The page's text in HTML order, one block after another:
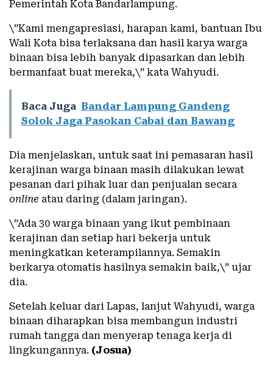
Pemerintah Kota Bandarlampung.
\”Kami mengapresiasi, harapan kami, bantuan Ibu
Wali Kota bisa terlaksana dan hasil karya warga
binaan bisa lebih banyak dipasarkan dan lebih
bermanfaat buat mereka,\” kata Wahyudi.
Baca Juga Bandar Lampung Gandeng
Solok Jaga Pasokan Cabai dan Bawang
Dia menjelaskan, untuk saat ini pemasaran hasil
kerajinan warga binaan masih dilakukan lewat
pesanan dari pihak luar dan penjualan secara
online atau daring (dalam jaringan).
\”Ada 30 warga binaan yang ikut pembinaan
kerajinan dan setiap hari bekerja untuk
meningkatkan keterampilannya. Semakin
berkarya otomatis hasilnya semakin baik,\” ujar
dia.
Setelah keluar dari Lapas, lanjut Wahyudi, warga
binaan diharapkan bisa membangun industri
rumah tangga dan menyerap tenaga kerja di
lingkungannya. (Josua)